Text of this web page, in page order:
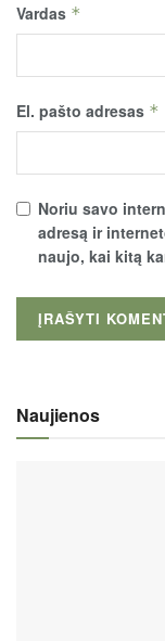
Vardas *
El. pašto adresas *
Noriu savo
adresą ir
naujo, kai kitą
Naujienos